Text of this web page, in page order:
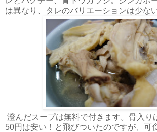
は異なり、タレのバリエーションは少ない
澄んだスープは無料で付きます。骨入り
50円は安い！と飛びついたのですが、可